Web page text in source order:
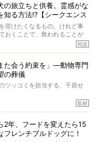
に、そのフレンチブルドッグ
たく同じであることに、なん
のでした。
きな暮らしを、BUHI編集長の
り取らせていただきます。
の旅立ちと供養。霊感がな
知る方法!?【シークエンス
背けたくなるもの。けれど事
おくことで、救われることが
エンスはやとも」さんに、愛
ンタビュー。
、大の犬好きで心霊分野の知
ドやおもちゃはどうすればい
愛犬が成仏したことを知る方
対談
た会う約束を」―動物専門
の葬儀
ツッコミを担当する、千原せ
いけん）」。
取材
2年、フードを変えたら15
レンチブルドッグに！